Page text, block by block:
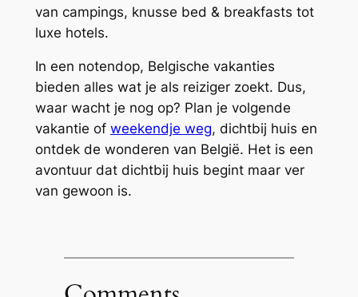
van campings, knusse bed & breakfasts tot
luxe hotels.
In een notendop, Belgische vakanties
bieden alles wat je als reiziger zoekt. Dus,
waar wacht je nog op? Plan je volgende
vakantie of weekendje weg, dichtbij huis en
ontdek de wonderen van België. Het is een
avontuur dat dichtbij huis begint maar ver
van gewoon is.